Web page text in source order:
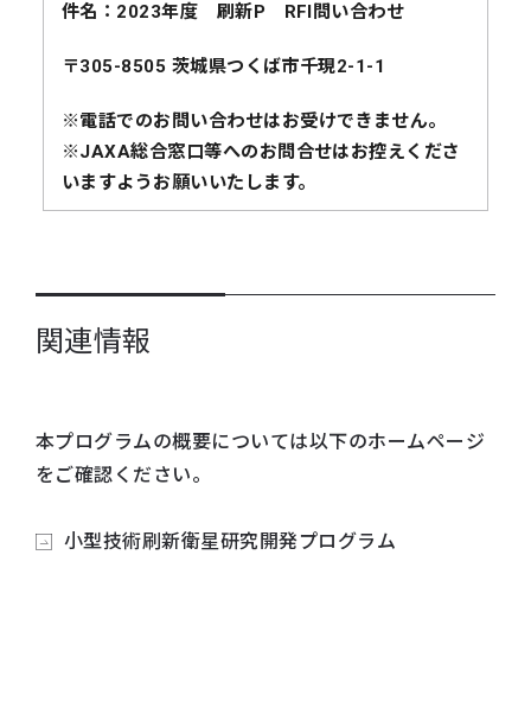
件名：2023年度 刷新P RFI問い合わせ
〒305-8505 茨城県つくば市千現2-1-1
※電話でのお問い合わせはお受けできません。
※JAXA総合窓口等へのお問合せはお控えくださ
いますようお願いいたします。
関連情報
本プログラムの概要については以下のホームページ
をご確認ください。
小型技術刷新衛星研究開発プログラム